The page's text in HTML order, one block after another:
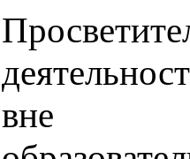
вне